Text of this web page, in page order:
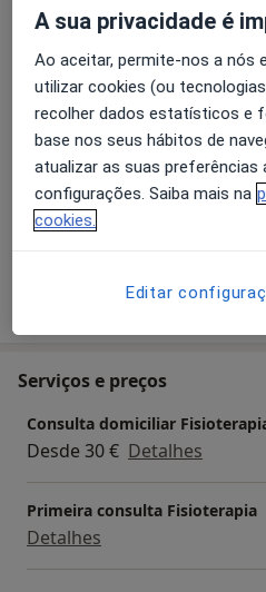
Fisioterapeuta com uma
privada e hospitalar, entre as
Reabilitação na Unidade de
Reabilitação do Norte e a
Pélvico no Hospital de São
Principais doenças tratadas
Cervicalgia Dor Lombar
Tendinopatia
Mostrar mais
Serviços e preços
Consulta domiciliar
Desde 30 € Detalhes
Primeira consulta Fisioterapia
Detalhes
A sua privacidade é
Ao aceitar, permite-nos a nós
utilizar cookies (ou
recolher dados estatísticos e
base nos seus hábitos de
atualizar as suas preferências
configurações. Saiba mais na
cookies.
Editar